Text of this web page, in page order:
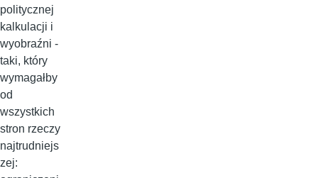
politycznej
kalkulacji i
wyobraźni -
taki, który
wymagałby
od
wszystkich
stron rzeczy
najtrudniejs
zej: